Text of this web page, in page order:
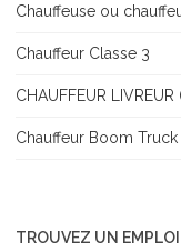
Chauffeuse ou
Chauffeur Classe 3
CHAUFFEUR LIVREUR
Chauffeur Boom Truck
TROUVEZ UN EMPLOI